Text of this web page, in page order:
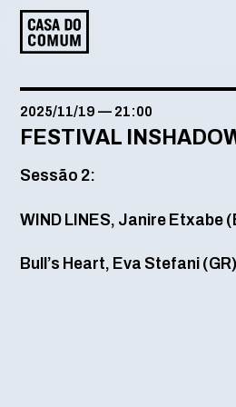
Saltar
para
conteúdo
2025/11/19 — 21:00
FESTIVAL
Sessão 2:
WIND LINES, Janire Etxabe
Bull’s Heart, Eva Stefani (GR)